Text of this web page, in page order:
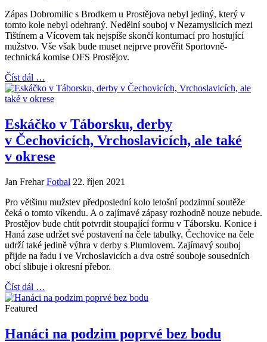
Zápas Dobromilic s Brodkem u Prostějova nebyl jediný, který v
tomto kole nebyl odehraný. Nedělní souboj v Nezamyslicích mezi
Tištínem a Vícovem tak nejspíše skončí kontumací pro hostující
mužstvo. Vše však bude muset nejprve prověřit Sportovně-
technická komise OFS Prostějov.
Číst dál …
Eskáčko v Táborsku, derby
v Čechovicích, Vrchoslavicích, ale také
v okrese
Jan Frehar Fotbal 22. říjen 2021
Pro většinu mužstev předposlední kolo letošní podzimní soutěže
čeká o tomto víkendu. A o zajímavé zápasy rozhodně nouze nebude.
Prostějov bude chtít potvrdit stoupající formu v Táborsku. Konice i
Haná zase udržet své postavení na čele tabulky. Čechovice na čele
udrží také jedině výhra v derby s Plumlovem. Zajímavý souboj
přijde na řadu i ve Vrchoslavicích a dva ostré souboje sousedních
obcí slibuje i okresní přebor.
Číst dál …
Featured
Hanáci na podzim poprvé bez bodu